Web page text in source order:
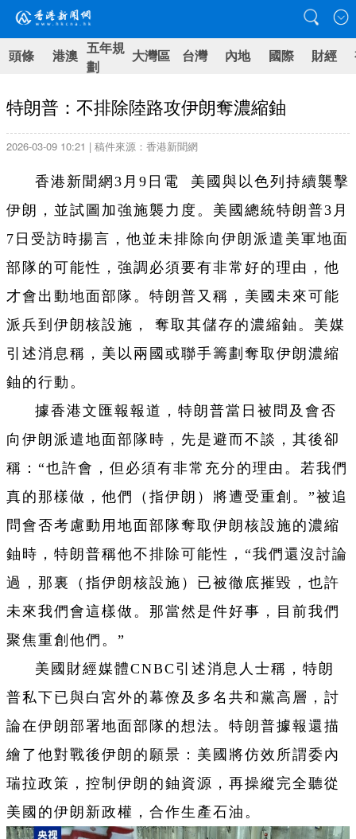
頭條 港澳 五年規
劃
大灣區 台灣 內地 國際 財經
特朗普：不排除陸路攻伊朗奪濃縮鈾
2026-03-09 10:21 | 稿件來源：香港新聞網
香港新聞網3月9日電 美國與以色列持續襲擊
伊朗，並試圖加強施襲力度。美國總統特朗普3月
7日受訪時揚言，他並未排除向伊朗派遣美軍地面
部隊的可能性，強調必須要有非常好的理由，他
才會出動地面部隊。特朗普又稱，美國未來可能
派兵到伊朗核設施， 奪取其儲存的濃縮鈾。美媒
引述消息稱，美以兩國或聯手籌劃奪取伊朗濃縮
鈾的行動。
據香港文匯報報道，特朗普當日被問及會否
向伊朗派遣地面部隊時，先是避而不談，其後卻
稱：“也許會，但必須有非常充分的理由。若我們
真的那樣做，他們（指伊朗）將遭受重創。”被追
問會否考慮動用地面部隊奪取伊朗核設施的濃縮
鈾時，特朗普稱他不排除可能性，“我們還沒討論
過，那裏（指伊朗核設施）已被徹底摧毀，也許
未來我們會這樣做。那當然是件好事，目前我們
聚焦重創他們。”
美國財經媒體CNBC引述消息人士稱，特朗
普私下已與白宮外的幕僚及多名共和黨高層，討
論在伊朗部署地面部隊的想法。特朗普據報還描
繪了他對戰後伊朗的願景：美國將仿效所謂委內
瑞拉政策，控制伊朗的鈾資源，再操縱完全聽從
美國的伊朗新政權，合作生產石油。